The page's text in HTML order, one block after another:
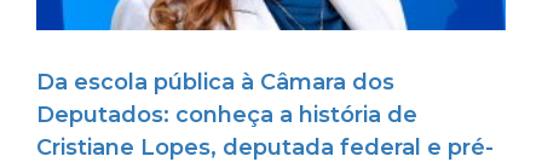
Da escola pública à Câmara dos
Deputados: conheça a história de
Cristiane Lopes, deputada federal e pré-